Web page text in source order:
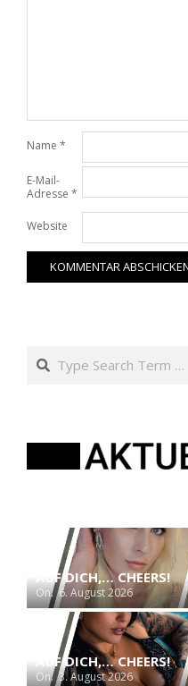
Name *
E-Mail-
Adresse *
Website
Search
AUF DICH,… CHEERS!
On: 6. August 2026
AUF DICH,… CHEERS!
On: 3. August 2026